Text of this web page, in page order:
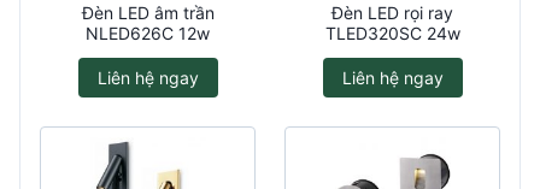
Đèn LED âm trần
NLED626C 12w
Liên hệ ngay
Đèn LED rọi ray
TLED320SC 24w
Liên hệ ngay